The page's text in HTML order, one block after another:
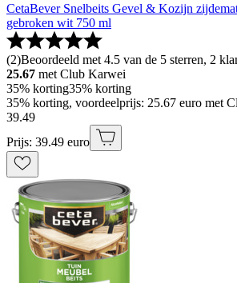
CetaBever Snelbeits Gevel & Kozijn
gebroken wit 750 ml
(2)Beoordeeld met 4.5 van de 5 sterren, 2
25.67 met Club Karwei
35% korting35% korting
35% korting, voordeelprijs: 25.67 euro met
39.49
Prijs: 39.49 euro